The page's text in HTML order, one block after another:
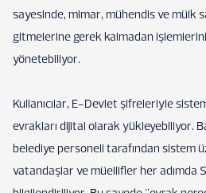
sayesinde, mimar, mühendis ve mülk
gitmelerine gerek kalmadan
yönetebiliyor.
Kullanıcılar, E-Devlet şifreleriyle
evrakları dijital olarak yükleyebiliyor.
belediye personeli tarafından sistem
vatandaşlar ve müellifler her adımda